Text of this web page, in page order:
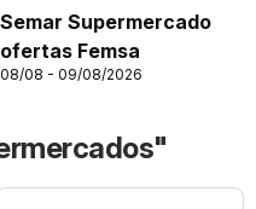
Semar Supermercado
ofertas Femsa
08/08 - 09/08/2026